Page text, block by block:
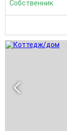
Собственник